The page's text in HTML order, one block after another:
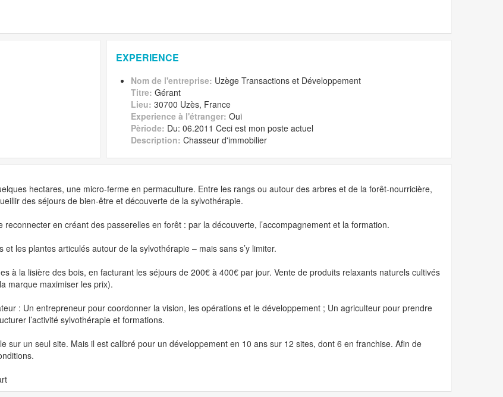
EXPERIENCE
Nom de l'entreprise: Uzège Transactions et Développement
Titre: Gérant
Lieu: 30700 Uzès, France
Experience à l'étranger: Oui
Pèriode: Du: 06.2011 Ceci est mon poste actuel
Description: Chasseur d'immobilier
hectares, une micro-ferme en permaculture. Entre les rangs ou autour des arbres et de la forêt-nourricière,
des séjours de bien-être et découverte de la sylvothérapie.
en créant des passerelles en forêt : par la découverte, l’accompagnement et la formation.
les plantes articulés autour de la sylvothérapie – mais sans s’y limiter.
à la lisière des bois, en facturant les séjours de 200€ à 400€ par jour. Vente de produits relaxants naturels cultivés
marque maximiser les prix).
: Un entrepreneur pour coordonner la vision, les opérations et le développement ; Un agriculteur pour prendre
l’activité sylvothérapie et formations.
sur un seul site. Mais il est calibré pour un développement en 10 ans sur 12 sites, dont 6 en franchise. Afin de